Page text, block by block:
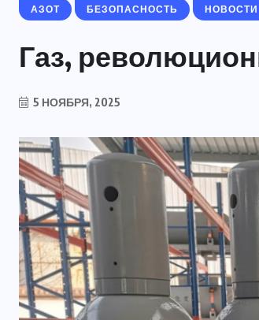
АЗОТ БЕЗОПАСНОСТЬ НОВОСТИ
Газ,
5 НОЯБРЯ, 2025